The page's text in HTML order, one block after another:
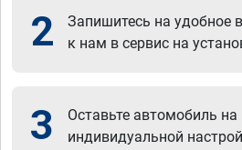
2
Запишитесь на удобное
к нам в сервис на
3
Оставьте автомобиль на
индивидуальной